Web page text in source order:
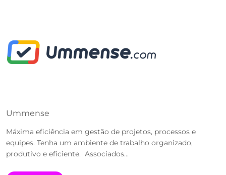
Ummense
Máxima eficiência em gestão de projetos, processos e
equipes. Tenha um ambiente de trabalho organizado,
produtivo e eficiente. Associados...